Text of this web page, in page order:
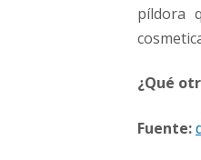
píldora
¿Qué
Fuente: